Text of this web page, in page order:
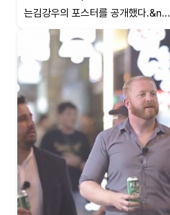
는김강우의 포스터를 공개했다.&n...